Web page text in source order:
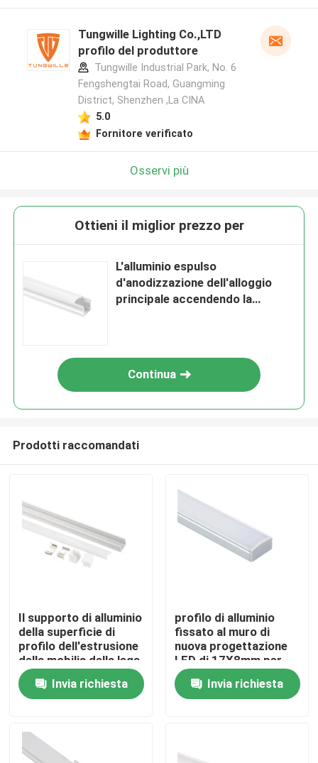
Casa
Circa noi
Tungwille Lighting Co.,LTD
profilo del produttore
Tungwille Industrial Park, No. 6
Fengshengtai Road, Guangming
District, Shenzhen ,La CINA
5.0
Fornitore verificato
Osservi più
Ottieni il miglior prezzo per
L'alluminio espulso
d'anodizzazione dell'alloggio
principale accendendo la
Continua
Prodotti raccomandati
Il supporto di alluminio
della superficie di
profilo dell'estrusione
della mobilia della lega
del dissipatore di
calore ha condotto la
luce lineare
Invia richiesta
profilo di alluminio
fissato al muro di
nuova progettazione
LED di 17X8mm per
illuminazione della
cucinaInvia richiesta